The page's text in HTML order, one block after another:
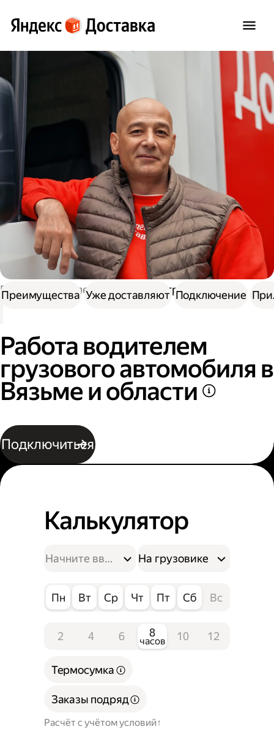
Работа водителем Работа на грузовике
Работа водителем
грузового автомобиля в
Вязьме и области
Подключиться
Преимущества Уже доставляют Подключение
Калькулятор
На грузовике
Пн Вт Ср Чт Пт Сб Вс
2 4 6 8
часов 10 12
Расчёт с учётом условий
Термосумка
Заказы подряд